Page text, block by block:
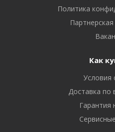
Политика
Как
Условия
Доставка по
Гарантия